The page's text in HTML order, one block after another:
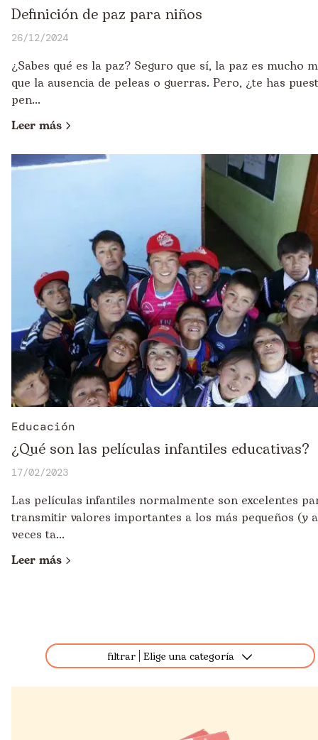
Definición de paz para niños
26/12/2024
¿Sabes qué es la paz? Seguro que sí, la paz es mucho
que la ausencia de peleas o guerras. Pero, ¿te has
pen...
Leer más
Educación
¿Qué son las películas infantiles educativas?
17/02/2023
Las películas infantiles normalmente son excelentes
transmitir valores importantes a los más pequeños (y a
veces ta...
Leer más
filtrar Elige una categoría